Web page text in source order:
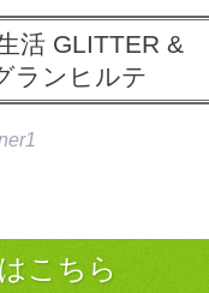
活 GLITTER &
ランヒルテ
こちら